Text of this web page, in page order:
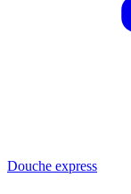
Douche express